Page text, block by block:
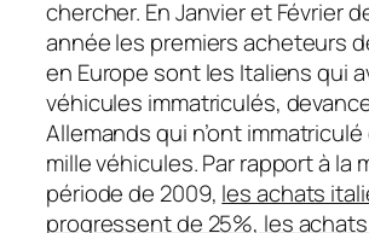
chercher. En Janvier et Février
année les premiers acheteurs
en Europe sont les Italiens qui
véhicules immatriculés,
Allemands qui n’ont
mille véhicules. Par rapport à la
période de 2009, les achats
progressent de 25%, les